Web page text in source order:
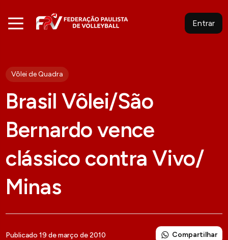
Entrar
Vôlei de Quadra
Brasil Vôlei/São
Bernardo vence
clássico contra Vivo/
Minas
Publicado 19 de março de 2010 Compartilhar